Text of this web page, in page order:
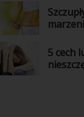
5 cech